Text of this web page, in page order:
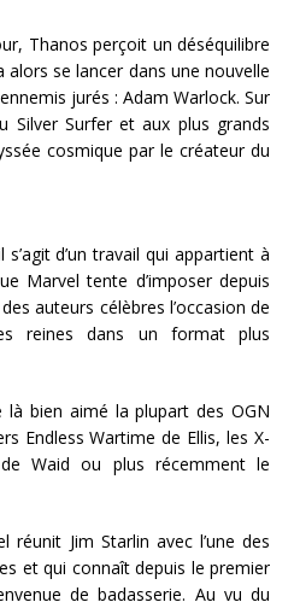
Thanos perçoit un déséquilibre
alors se lancer dans une nouvelle
jurés : Adam Warlock. Sur
Surfer et aux plus grands
cosmique par le créateur du
d’un travail qui appartient à
Marvel tente d’imposer depuis
auteurs célèbres l’occasion de
reines dans un format plus
là bien aimé la plupart des OGN
Endless Wartime de Ellis, les X-
Waid ou plus récemment le
réunit Jim Starlin avec l’une des
et qui connaît depuis le premier
de badasserie. Au vu du